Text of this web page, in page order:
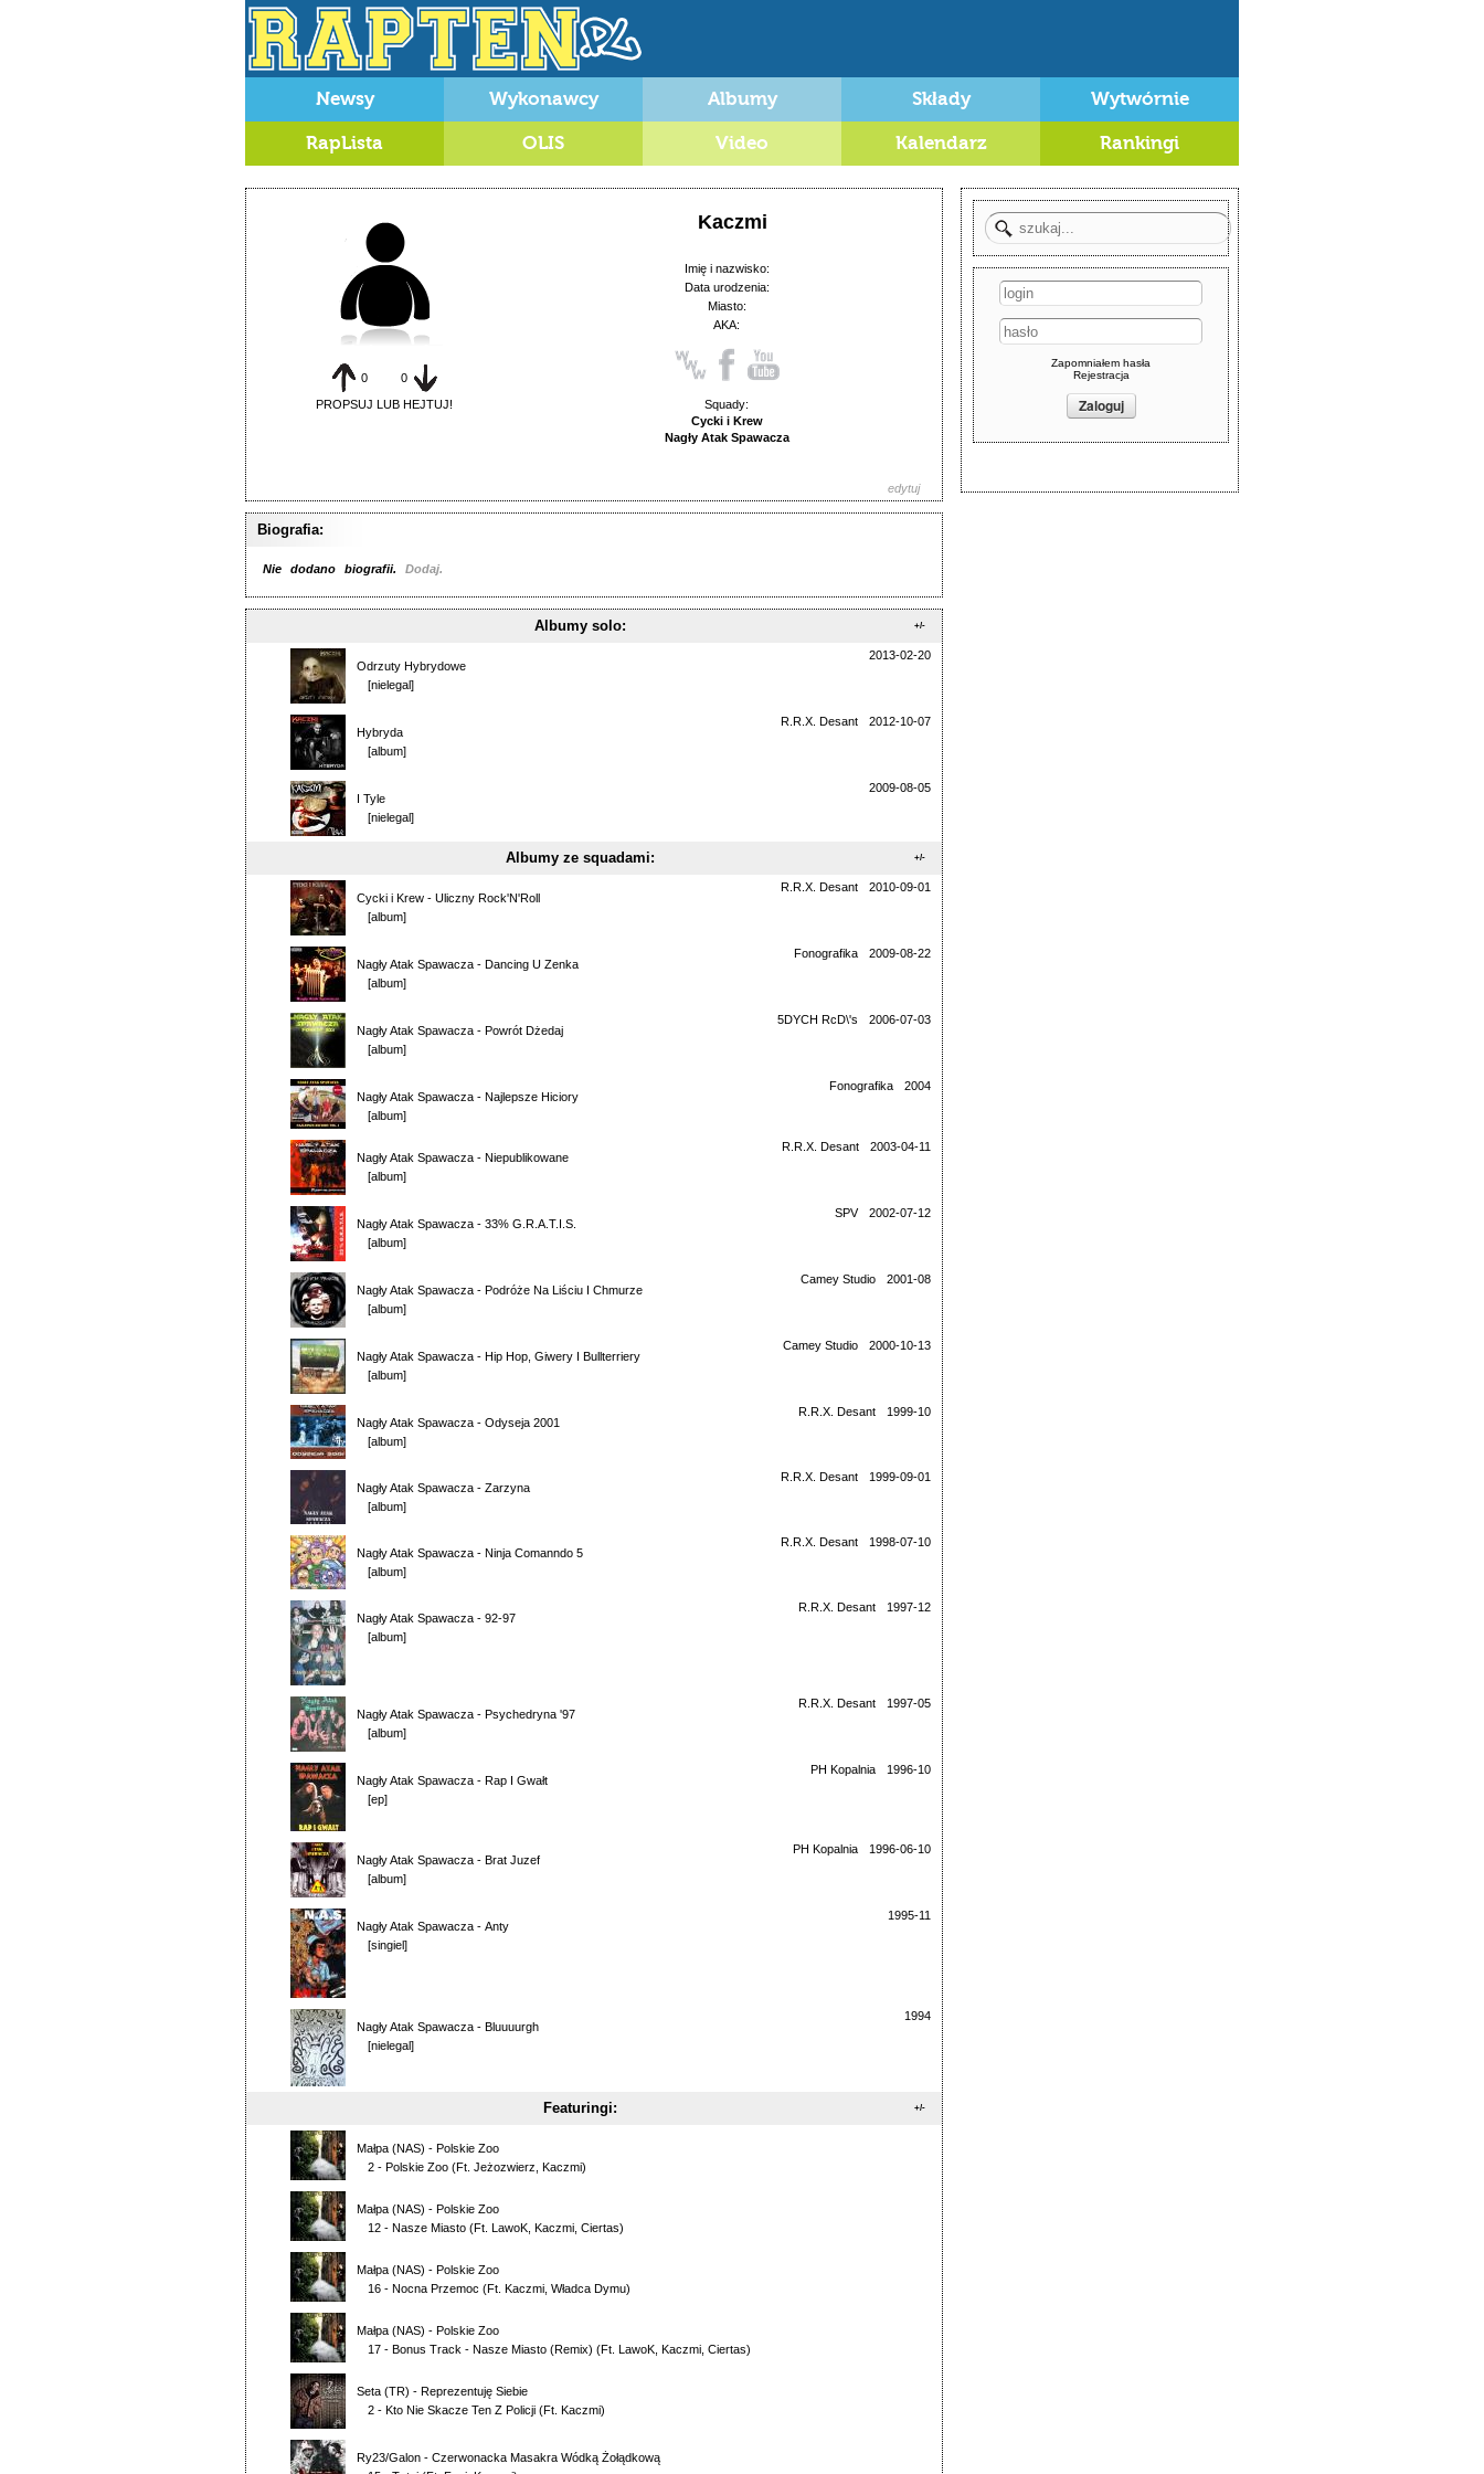
Newsy Wykonawcy Albumy Składy Wytwórnie
RapLista OLIS Video Kalendarz Rankingi
Zapomniałem hasła
Rejestracja
0
0
PROPSUJ LUB HEJTUJ!
Kaczmi
Imię i nazwisko:
Data urodzenia:
Miasto:
AKA:
Squady:
Cycki i Krew
Nagły Atak Spawacza
edytuj
Biografia:
Nie dodano biografii. Dodaj.
Albumy solo: +/-
Odrzuty Hybrydowe
2013-02-20
[nielegal]
Hybryda
2012-10-07
R.R.X. Desant
[album]
I Tyle
2009-08-05
[nielegal]
Albumy ze squadami: +/-
Cycki i Krew - Uliczny Rock'N'Roll
2010-09-01
R.R.X. Desant
[album]
Nagły Atak Spawacza - Dancing U Zenka
2009-08-22
Fonografika
[album]
Nagły Atak Spawacza - Powrót Dżedaj
2006-07-03
5DYCH RcD\'s
[album]
Nagły Atak Spawacza - Najlepsze Hiciory
2004
Fonografika
[album]
Nagły Atak Spawacza - Niepublikowane
2003-04-11
R.R.X. Desant
[album]
Nagły Atak Spawacza - 33% G.R.A.T.I.S.
2002-07-12
SPV
[album]
Nagły Atak Spawacza - Podróże Na Liściu I Chmurze
2001-08
Camey Studio
[album]
Nagły Atak Spawacza - Hip Hop, Giwery I Bullterriery
2000-10-13
Camey Studio
[album]
Nagły Atak Spawacza - Odyseja 2001
1999-10
R.R.X. Desant
[album]
Nagły Atak Spawacza - Zarzyna
1999-09-01
R.R.X. Desant
[album]
Nagły Atak Spawacza - Ninja Comanndo 5
1998-07-10
R.R.X. Desant
[album]
Nagły Atak Spawacza - 92-97
1997-12
R.R.X. Desant
[album]
Nagły Atak Spawacza - Psychedryna '97
1997-05
R.R.X. Desant
[album]
Nagły Atak Spawacza - Rap I Gwałt
1996-10
PH Kopalnia
[ep]
Nagły Atak Spawacza - Brat Juzef
1996-06-10
PH Kopalnia
[album]
Nagły Atak Spawacza - Anty
1995-11
[singiel]
Nagły Atak Spawacza - Bluuuurgh
1994
[nielegal]
Featuringi: +/-
Małpa (NAS) - Polskie Zoo
2 - Polskie Zoo (Ft. Jeżozwierz Kaczmi)
Małpa (NAS) - Polskie Zoo
12 - Nasze Miasto (Ft. LawoK Kaczmi Ciertas)
Małpa (NAS) - Polskie Zoo
16 - Nocna Przemoc (Ft. Kaczmi Władca Dymu)
Małpa (NAS) - Polskie Zoo
17 - Bonus Track - Nasze Miasto (Remix) (Ft. LawoK Kaczmi Ciertas)
Seta (TR) - Reprezentuję Siebie
2 - Kto Nie Skacze Ten Z Policji (Ft. Kaczmi)
Ry23/Galon - Czerwonacka Masakra Wódką Żołądkową